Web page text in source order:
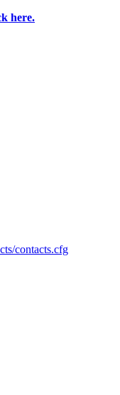
here.
contacts.cfg